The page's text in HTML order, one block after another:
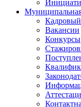
Кадровый
Вакансии
Конкурсы